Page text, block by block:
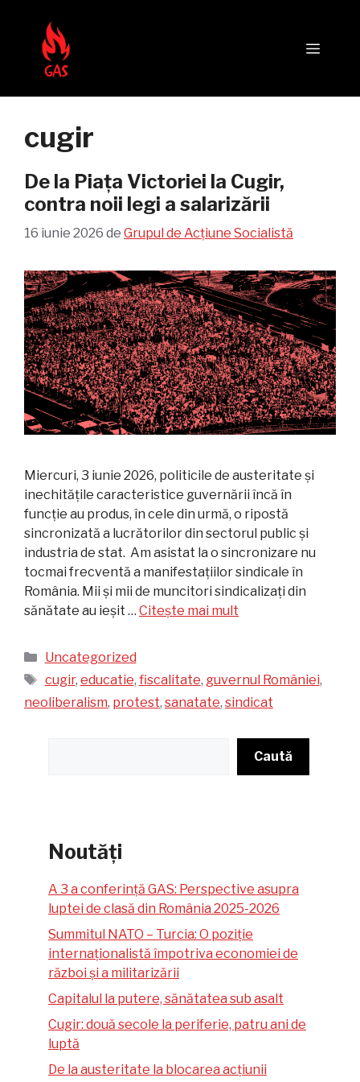
conținut
cugir
De la Piața Victoriei la Cugir,
contra noii legi a salarizării
16 iunie 2026 de Grupul de Acțiune Socialistă
Miercuri, 3 iunie 2026, politicile de austeritate și
inechitățile caracteristice guvernării încă în
funcție au produs, în cele din urmă, o ripostă
sincronizată a lucrătorilor din sectorul public și
industria de stat. Am asistat la o sincronizare nu
tocmai frecventă a manifestațiilor sindicale în
România. Mii și mii de muncitori sindicalizați din
sănătate au ieșit … Citește mai mult
Categorii
Uncategorized
Etichete
cugir, educatie, fiscalitate, guvernul României,
neoliberalism, protest, sanatate, sindicat
Caută
Noutăți
A 3 a conferință GAS: Perspective asupra
luptei de clasă din România 2025-2026
Summitul NATO – Turcia: O poziție
internaționalistă împotriva economiei de
război și a militarizării
Capitalul la putere, sănătatea sub asalt
Cugir: două secole la periferie, patru ani de
luptă
De la austeritate la blocarea acțiunii